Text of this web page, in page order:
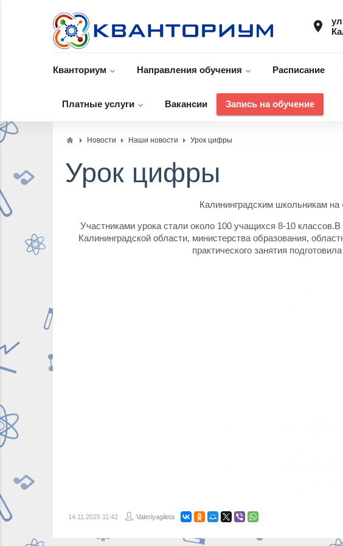
place
Кванториум Направления обучения Расписание
Платные услуги Вакансии Запись на обучение
Новости Наши новости Урок цифры
Урок цифры
Калининградским школьникам
Участниками урока стали около 100 учащихся 8-10
Калининградской области, министерства образования,
практического занятия
14.11.2025 11:42 Valeriyagileta